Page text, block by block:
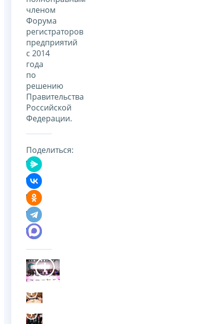
членом
Форума
регистраторов
предприятий
с 2014
года
по
решению
Правительства
Российской
Федерации.
Поделиться: